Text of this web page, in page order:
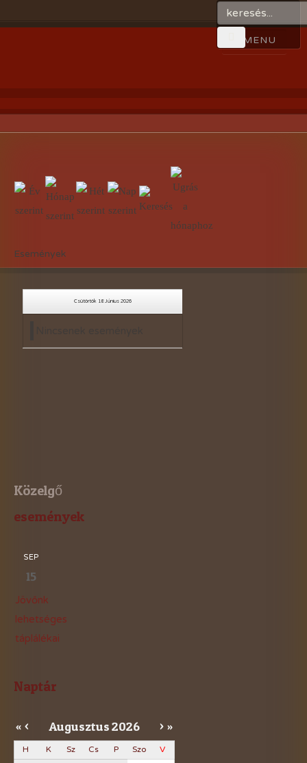
Események
Csütörtök 18 Június 2026
Közelgő
események
SEP
15
Jövőnk
lehetséges
táplálékai
Naptár
« < Augusztus2026 > »
H K Sz Cs P Szo V